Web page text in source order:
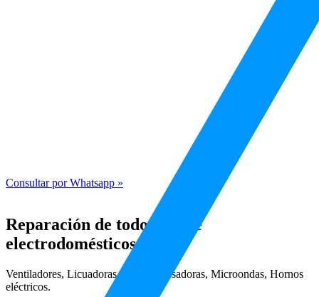
Consultar por Whatsapp »
Reparación de todo tipo de
electrodomésticos
Ventiladores, Licuadoras, Multiprocesadoras, Microondas, Hornos
eléctricos.